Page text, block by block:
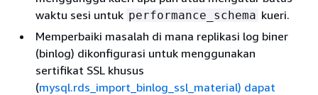
waktu sesi untuk performance_schema kueri.
Memperbaiki masalah di mana replikasi log biner
(binlog) dikonfigurasi untuk menggunakan
sertifikat SSL khusus
(mysql.rds_import_binlog_ssl_material) dapat